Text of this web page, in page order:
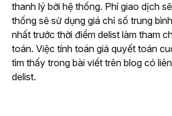
thanh lý bởi hệ thống. Phí giao dịch
thống sẽ sử dụng giá chỉ số trung
nhất trước thời điểm delist làm tham
toán. Việc tính toán giá quyết toán
tìm thấy trong bài viết trên blog có
delist.